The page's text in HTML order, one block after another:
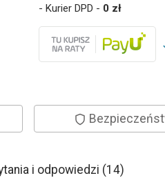
- Kurier DPD - 0 zł
i odpowiedzi (14)